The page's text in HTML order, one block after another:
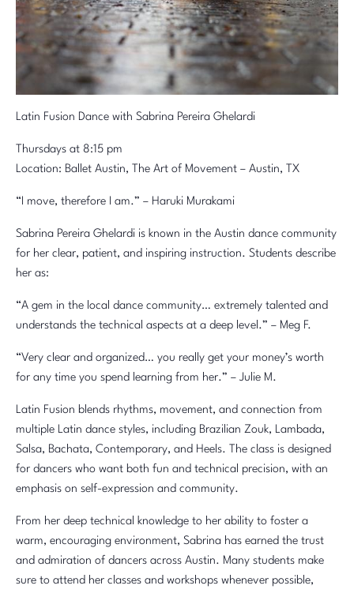
Latin Fusion Dance with Sabrina Pereira Ghelardi
Thursdays at 8:15 pm
Location: Ballet Austin, The Art of Movement – Austin, TX
“I move, therefore I am.” – Haruki Murakami
Sabrina Pereira Ghelardi is known in the Austin dance community
for her clear, patient, and inspiring instruction. Students describe
her as:
“A gem in the local dance community… extremely talented and
understands the technical aspects at a deep level.” – Meg F.
“Very clear and organized… you really get your money’s worth
for any time you spend learning from her.” – Julie M.
Latin Fusion blends rhythms, movement, and connection from
multiple Latin dance styles, including Brazilian Zouk, Lambada,
Salsa, Bachata, Contemporary, and Heels. The class is designed
for dancers who want both fun and technical precision, with an
emphasis on self-expression and community.
From her deep technical knowledge to her ability to foster a
warm, encouraging environment, Sabrina has earned the trust
and admiration of dancers across Austin. Many students make
sure to attend her classes and workshops whenever possible,